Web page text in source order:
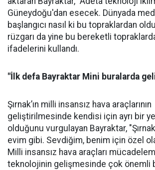
Güneydoğu'dan esecek. Dünyada
başlangıcı nasıl ki bu topraklardan
rüzgarı da yine bu bereketli
ifadelerini kullandı.
"İlk defa Bayraktar Mini buralarda
Şırnak’ın milli insansız hava araçlarının
geliştirilmesinde kendisi için ayrı bir
olduğunu vurgulayan Bayraktar,
evim gibi. Sevdiğim, benim için özel
Milli insansız hava araçları
teknolojinin gelişmesinde çok önemli